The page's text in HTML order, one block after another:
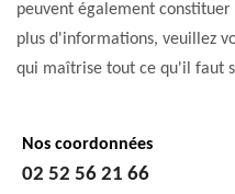
peuvent également
plus d'informations, veuillez
qui maîtrise tout ce qu'il faut
Nos coordonnées
02 52 56 21 66